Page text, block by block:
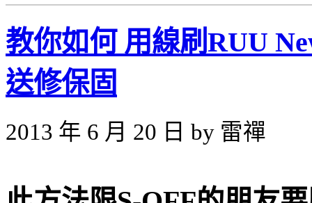
教你如何 用線刷RUU
送修保固
2013 年 6 月 20 日 by 雷禪